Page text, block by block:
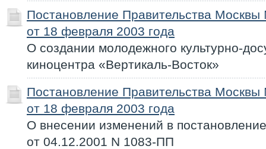
Постановление Правительства
от 18 февраля 2003 года
О создании молодежного культурно-
киноцентра «Вертикаль-Восток»
Постановление Правительства
от 18 февраля 2003 года
О внесении изменений в
от 04.12.2001 N 1083-ПП